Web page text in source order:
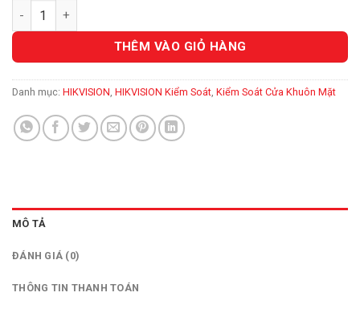
DS-K1T331 số lượng
THÊM VÀO GIỎ HÀNG
Danh mục: HIKVISION HIKVISION Kiểm Soát Kiểm Soát Cửa Khuôn Mặt
MÔ TẢ
ĐÁNH GIÁ (0)
THÔNG TIN THANH TOÁN